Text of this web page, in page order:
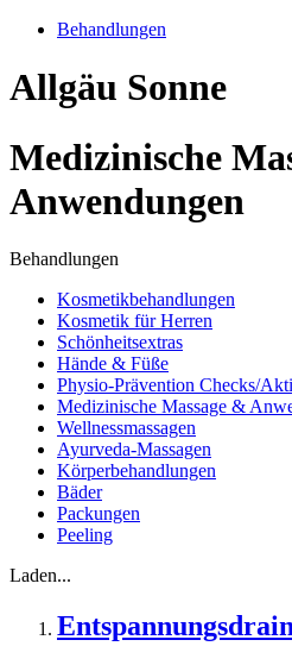
Behandlungen
Allgäu Sonne
Medizinische
Anwendungen
Behandlungen
Kosmetikbehandlungen
Kosmetik für Herren
Schönheitsextras
Hände & Füße
Physio-Prävention Checks/
Medizinische Massage &
Wellnessmassagen
Ayurveda-Massagen
Körperbehandlungen
Bäder
Packungen
Peeling
Laden...